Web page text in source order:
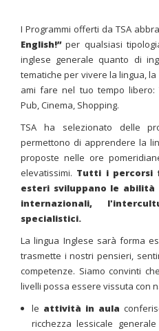
I Programmi offerti da TSA
English!”per qualsiasi
inglese generale quanto di
tematiche per vivere la lingua,
ami fare nel tuo tempo libero:
Pub, Cinema, Shopping.
TSA ha selezionato delle
permettono di apprendere la
proposte nelle ore
elevatissimi. Tutti i percorsi
esteri sviluppano le
internazionali,
specialistici.
La lingua Inglese sarà forma
trasmette i nostri pensieri,
competenze. Siamo convinti
livelli possa essere vissuta con
le attività in aula
ricchezza lessicale